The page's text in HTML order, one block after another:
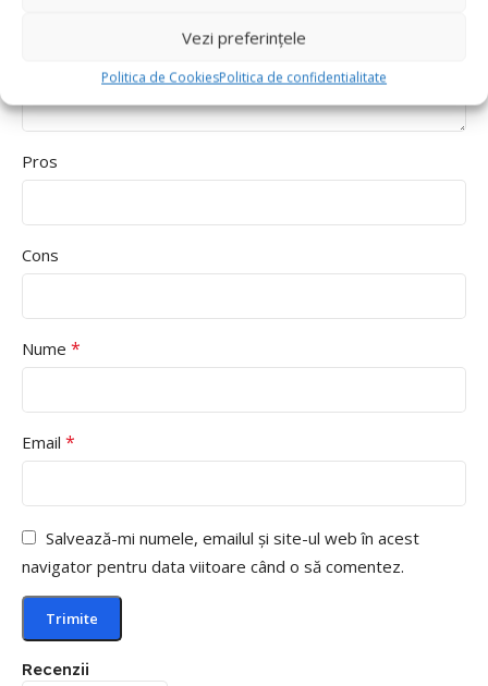
Vezi preferințele
Politica de CookiesPolitica de confidentialitate
Recenzii
Pros
Cons
Nume *
Email *
Salvează-mi numele, emailul și site-ul web în acest
navigator pentru data viitoare când o să comentez.